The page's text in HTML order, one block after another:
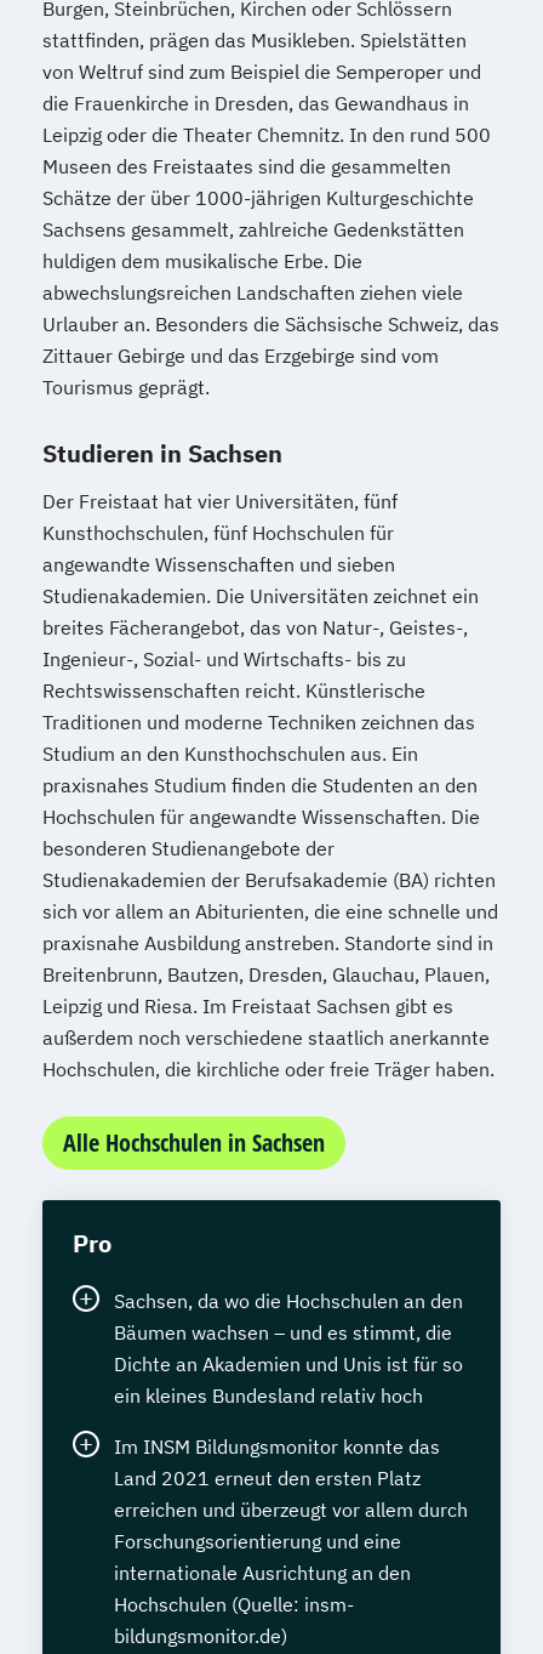
Therapiewissenschaften - Logopädie
Therapiewissenschaften - Physiotherapie
UX & Service Design
UX-Design
Wirtschaftsingenieurwesen
Wirtschaftsingenieurwesen und
Maschinenbau
Wirtschaftspsychologie & Künstliche
Intelligenz
Wirtschaftspsychologie & Leadership
Wirtschaftspsychologie (DE/EN))
Wirtschaftspsychologie im Online-
Abendstudium
Wirtschaftswissenschaften
Burgen, Steinbrüchen, Kirchen oder Schlössern
stattfinden, prägen das Musikleben. Spielstätten
von Weltruf sind zum Beispiel die Semperoper und
die Frauenkirche in Dresden, das Gewandhaus in
Leipzig oder die Theater Chemnitz. In den rund 500
Museen des Freistaates sind die gesammelten
Schätze der über 1000-jährigen Kulturgeschichte
Sachsens gesammelt, zahlreiche Gedenkstätten
huldigen dem musikalische Erbe. Die
abwechslungsreichen Landschaften ziehen viele
Urlauber an. Besonders die Sächsische Schweiz, das
Zittauer Gebirge und das Erzgebirge sind vom
Tourismus geprägt.
Studieren in Sachsen
Der Freistaat hat vier Universitäten, fünf
Kunsthochschulen, fünf Hochschulen für
angewandte Wissenschaften und sieben
Studienakademien. Die Universitäten zeichnet ein
breites Fächerangebot, das von Natur-, Geistes-,
Ingenieur-, Sozial- und Wirtschafts- bis zu
Rechtswissenschaften reicht. Künstlerische
Traditionen und moderne Techniken zeichnen das
Studium an den Kunsthochschulen aus. Ein
praxisnahes Studium finden die Studenten an den
Hochschulen für angewandte Wissenschaften. Die
besonderen Studienangebote der
Studienakademien der Berufsakademie (BA) richten
sich vor allem an Abiturienten, die eine schnelle und
praxisnahe Ausbildung anstreben. Standorte sind in
Breitenbrunn, Bautzen, Dresden, Glauchau, Plauen,
Leipzig und Riesa. Im Freistaat Sachsen gibt es
außerdem noch verschiedene staatlich anerkannte
Hochschulen, die kirchliche oder freie Träger haben.
Alle Hochschulen in Sachsen
Pro
Sachsen, da wo die Hochschulen an den
Bäumen wachsen – und es stimmt, die
Dichte an Akademien und Unis ist für so
ein kleines Bundesland relativ hoch
Im INSM Bildungsmonitor konnte das
Land 2021 erneut den ersten Platz
erreichen und überzeugt vor allem durch
Forschungsorientierung und eine
internationale Ausrichtung an den
Hochschulen (Quelle: insm-
bildungsmonitor.de)